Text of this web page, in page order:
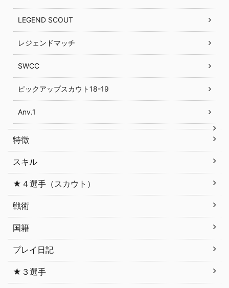
LEGEND SCOUT
レジェンドマッチ
SWCC
ピックアップスカウト18-19
Anv.1
特徴
スキル
★４選手（スカウト）
戦術
国籍
プレイ日記
★３選手